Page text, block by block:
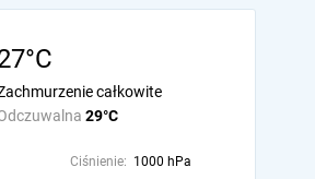
29°C
całkowite
Ciśnienie: 1000 hPa